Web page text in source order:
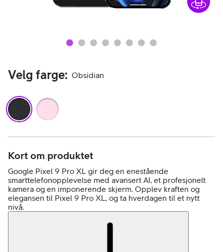
Velg farge: Obsidian
Kort om produktet
Google Pixel 9 Pro XL gir deg en enestående
smarttelefonopplevelse med avansert AI, et profesjonelt
kamera og en imponerende skjerm. Opplev kraften og
elegansen til Pixel 9 Pro XL, og ta hverdagen til et nytt
nivå.